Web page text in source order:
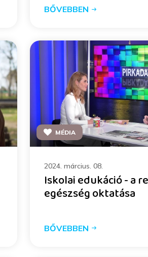
BŐVEBBEN
MÉDIA
2024. március. 08.
Iskolai edukáció - a
egészség oktatása
BŐVEBBEN